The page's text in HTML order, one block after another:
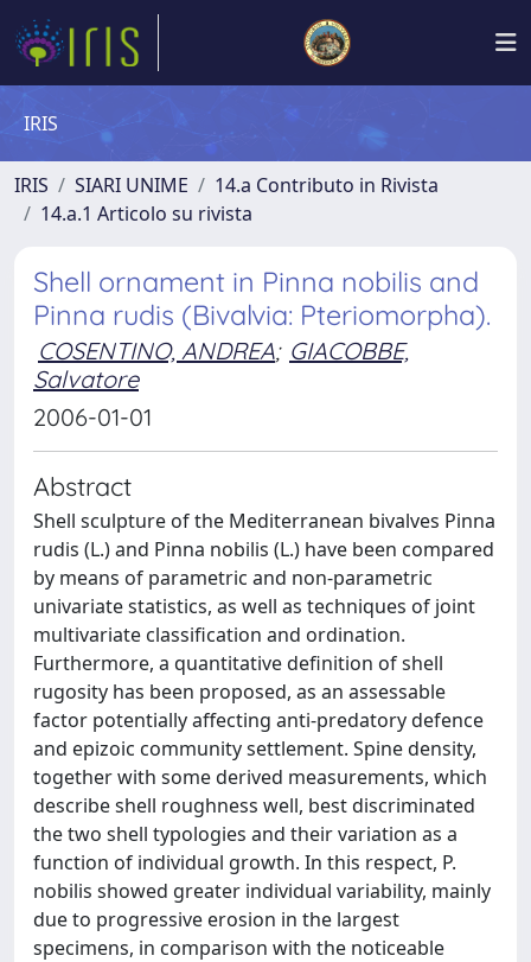
IRIS
IRIS SIARI UNIME
14.a Contributo in Rivista
14.a.1 Articolo su rivista
Shell ornament in Pinna nobilis and
Pinna rudis (Bivalvia: Pteriomorpha).
COSENTINO, ANDREA; GIACOBBE,
Salvatore
2006-01-01
Abstract
Shell sculpture of the Mediterranean bivalves Pinna
rudis (L.) and Pinna nobilis (L.) have been compared
by means of parametric and non-parametric
univariate statistics, as well as techniques of joint
multivariate classification and ordination.
Furthermore, a quantitative definition of shell
rugosity has been proposed, as an assessable
factor potentially affecting anti-predatory defence
and epizoic community settlement. Spine density,
together with some derived measurements, which
describe shell roughness well, best discriminated
the two shell typologies and their variation as a
function of individual growth. In this respect, P.
nobilis showed greater individual variability, mainly
due to progressive erosion in the largest
specimens, in comparison with the noticeable